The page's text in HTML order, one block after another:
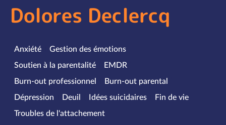
Dolores Declercq
Spécialités
Anxiété
Gestion des émotions
Soutien à la parentalité
EMDR
Burn-out professionnel
Burn-out parental
Dépression
Deuil Idées suicidaires
Fin de vie
Troubles de l'attachement